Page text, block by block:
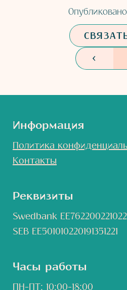
<
Информация
Политика
Контакты
Реквизиты
Swedbank
SEB EE501010220191351221
Часы работы
ПН-ПТ: 10:00-18:00